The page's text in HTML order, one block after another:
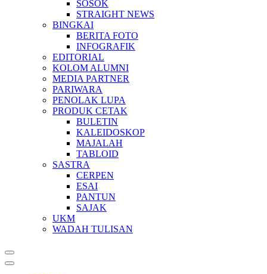
SOSOK
STRAIGHT NEWS
BINGKAI
BERITA FOTO
INFOGRAFIK
EDITORIAL
KOLOM ALUMNI
MEDIA PARTNER
PARIWARA
PENOLAK LUPA
PRODUK CETAK
BULETIN
KALEIDOSKOP
MAJALAH
TABLOID
SASTRA
CERPEN
ESAI
PANTUN
SAJAK
UKM
WADAH TULISAN